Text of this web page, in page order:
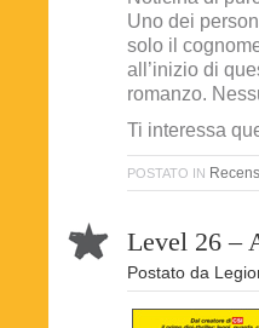
Uno dei
solo il
all’inizio di
romanzo.
Ti interessa
POSTATO IN
Level 26 –
Postato da